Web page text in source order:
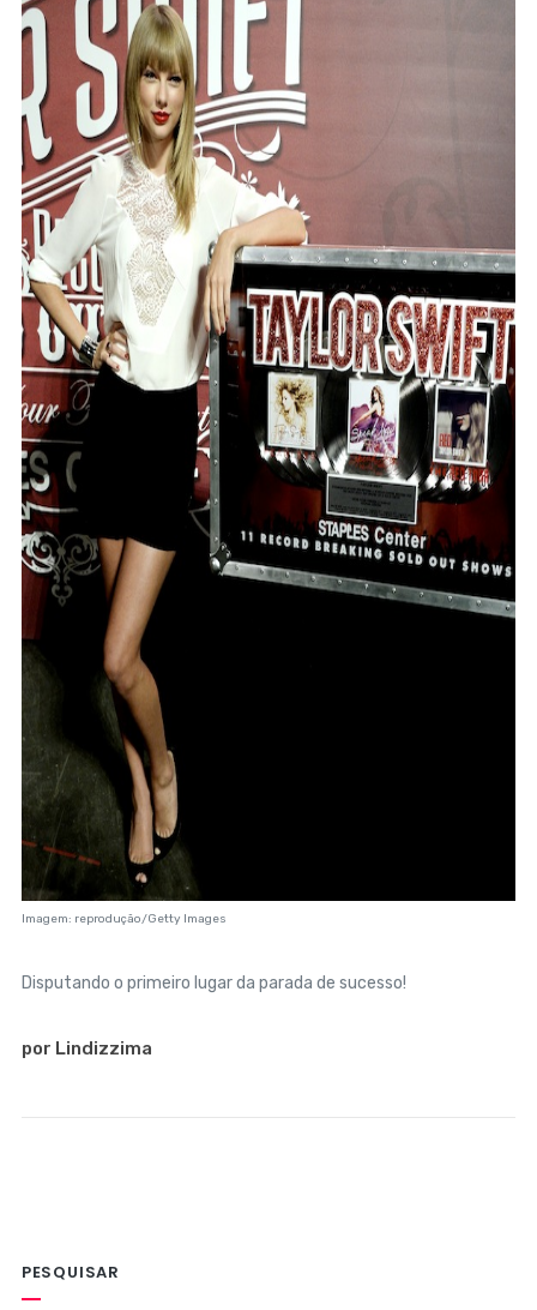
Imagem: reprodução/Getty Images
Disputando o primeiro lugar da parada de sucesso!
por Lindizzima
PESQUISAR